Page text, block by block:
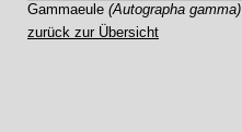
Gammaeule (Autographa gamma)
zurück zur Übersicht